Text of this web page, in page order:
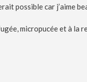
possible car j’aime
micropucée et à la